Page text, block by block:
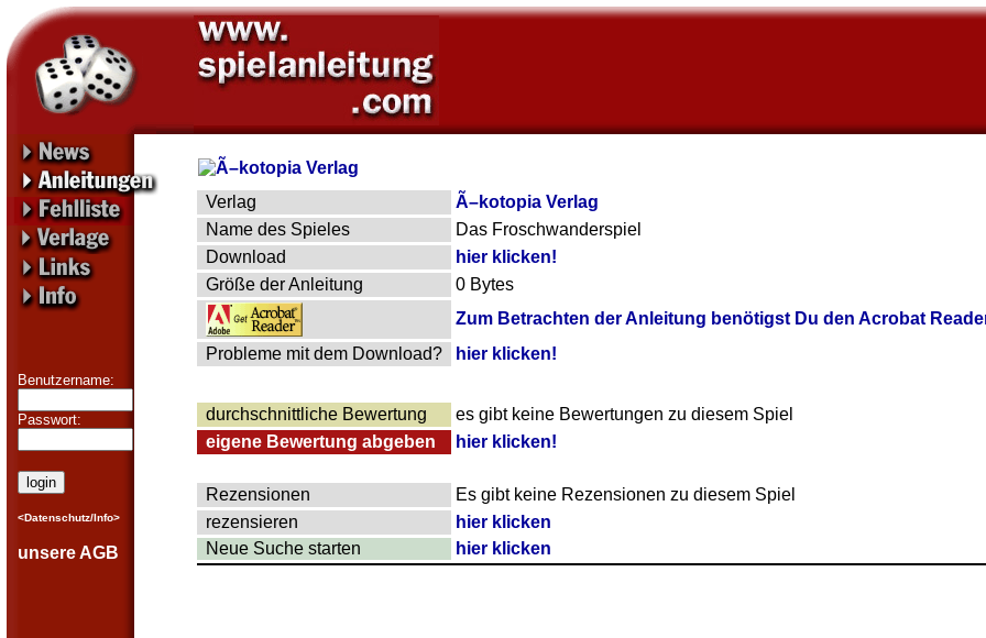
Benutzername:
Passwort:
<Datenschutz/Info>
unsere AGB
Verlag
Ã–kotopia Verlag
Name des Spieles
Das Froschwanderspiel
Download
hier klicken!
Größe der Anleitung
0 Bytes
Zum Betrachten der Anleitung benötigst Du den Acrobat
Probleme mit dem Download?
hier klicken!
durchschnittliche Bewertung
es gibt keine Bewertungen zu diesem Spiel
eigene Bewertung abgeben
hier klicken!
Rezensionen
Es gibt keine Rezensionen zu diesem Spiel
rezensieren
hier klicken
Neue Suche starten
hier klicken